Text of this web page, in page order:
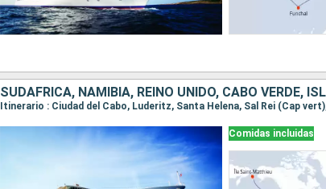
SUDAFRICA, NAMIBIA, REINO UNIDO, CABO VERDE,
Itinerario : Ciudad del Cabo, Luderitz, Santa Helena, Sal Rei (Cap
Comidas incluidas